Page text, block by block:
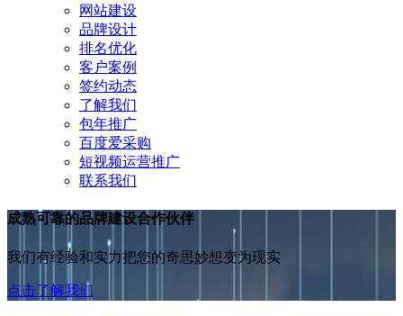
网站建设
品牌设计
排名优化
客户案例
签约动态
了解我们
包年推广
百度爱采购
短视频运营推广
联系我们
成熟可靠的品牌建设合作伙伴
我们有经验和实力把您的奇思妙想变为现实
点击了解我们